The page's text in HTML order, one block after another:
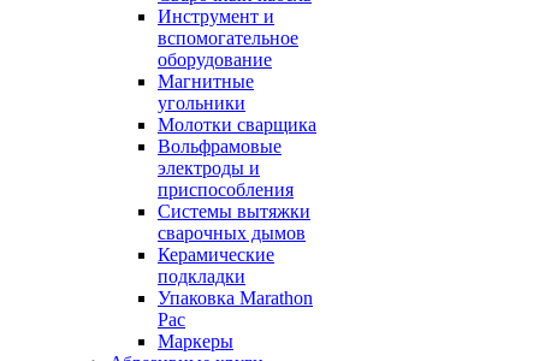
Инструмент и
вспомогательное
оборудование
Магнитные
угольники
Молотки сварщика
Вольфрамовые
электроды и
приспособления
Системы вытяжки
сварочных дымов
Керамические
подкладки
Упаковка Marathon
Pac
Маркеры